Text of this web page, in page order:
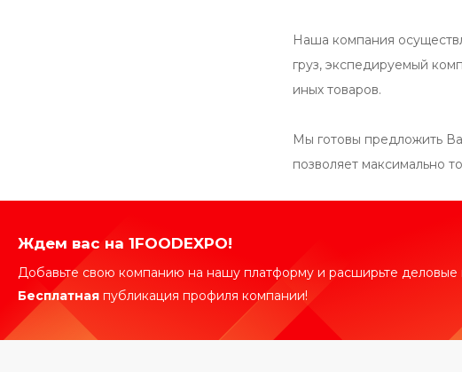
Наша компания
груз, экспедируемый
иных товаров.
Мы готовы предложить
позволяет максимально
Ждем вас на 1FOODEXPO!
Добавьте свою компанию на нашу платформу и расширьте деловые
Бесплатная публикация профиля компании!